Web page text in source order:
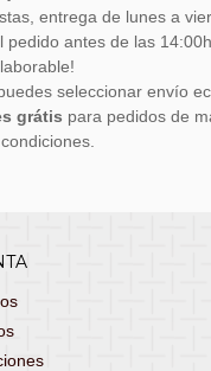
entrega de lunes a
pedido antes de las
seleccionar envío
grátis para pedidos de